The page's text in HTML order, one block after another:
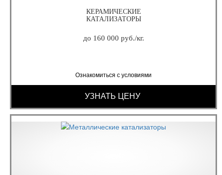
КЕРАМИЧЕСКИЕ
КАТАЛИЗАТОРЫ
до 160 000 руб./кг.
Ознакомиться с условиями
УЗНАТЬ ЦЕНУ